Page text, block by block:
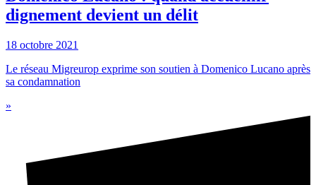
dignement devient un délit
18 octobre 2021
Le réseau Migreurop exprime son soutien à Domenico Lucano après
sa condamnation
»